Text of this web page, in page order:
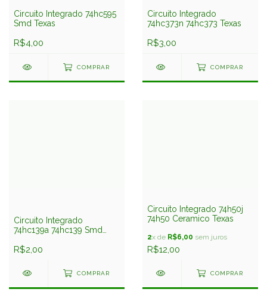
Circuito Integrado 74hc595
Smd Texas
R$4,00
COMPRAR
Circuito Integrado
74hc373n 74hc373 Texas
R$3,00
COMPRAR
Circuito Integrado
74hc139a 74hc139 Smd
R$2,00
COMPRAR
Circuito Integrado 74h50j
74h50 Ceramico Texas
2x de R$6,00 sem juros
R$12,00
COMPRAR